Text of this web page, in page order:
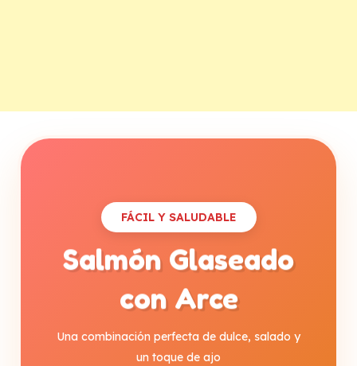
FÁCIL Y SALUDABLE
Salmón Glaseado
con Arce
Una combinación perfecta de dulce, salado y
un toque de ajo